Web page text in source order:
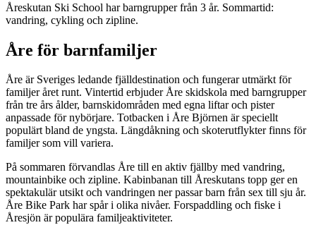
Åreskutan Ski School har barngrupper från 3 år. Sommartid:
vandring, cykling och zipline.
Åre för barnfamiljer
Åre är Sveriges ledande fjälldestination och fungerar utmärkt för
familjer året runt. Vintertid erbjuder Åre skidskola med barngrupper
från tre års ålder, barnskidområden med egna liftar och pister
anpassade för nybörjare. Totbacken i Åre Björnen är speciellt
populärt bland de yngsta. Längdåkning och skoterutflykter finns för
familjer som vill variera.
På sommaren förvandlas Åre till en aktiv fjällby med vandring,
mountainbike och zipline. Kabinbanan till Åreskutans topp ger en
spektakulär utsikt och vandringen ner passar barn från sex till sju år.
Åre Bike Park har spår i olika nivåer. Forspaddling och fiske i
Åresjön är populära familjeaktiviteter.